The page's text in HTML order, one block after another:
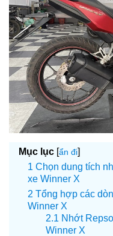
Mục lục [ẩn đi]
Chọn dung tích
xe Winner X
Tổng hợp các
Winner X
Nhớt
Winner X